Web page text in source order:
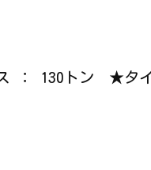
ス ： 130トン ★